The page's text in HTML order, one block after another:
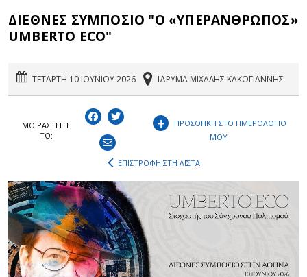
ΔΙΕΘΝΕΣ ΣΥΜΠΟΣΙΟ "Ο «ΥΠΕΡΑΝΘΡΩΠΟΣ»
UMBERTO ECO"
ΤΕΤΑΡΤΗ 10 ΙΟΥΝΙΟΥ 2026 ΙΔΡΥΜΑ ΜΙΧΑΛΗΣ ΚΑΚΟΓΙΑΝΝΗΣ
ΜΟΙΡΑΣΤEIΤΕ
ΤΟ:
+
ΠΡΟΣΘΗΚΗ ΣΤΟ ΗΜΕΡΟΛΟΓΙΟ
ΜΟΥ
ΕΠΙΣΤΡΟΦΗ ΣΤΗ ΛΙΣΤΑ